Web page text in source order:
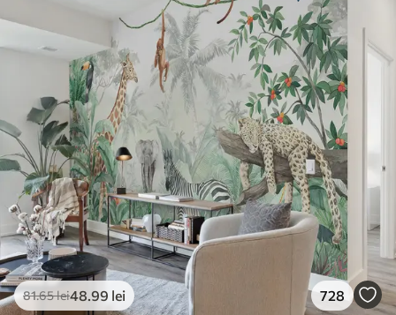
81.65lei48 .99 lei 728